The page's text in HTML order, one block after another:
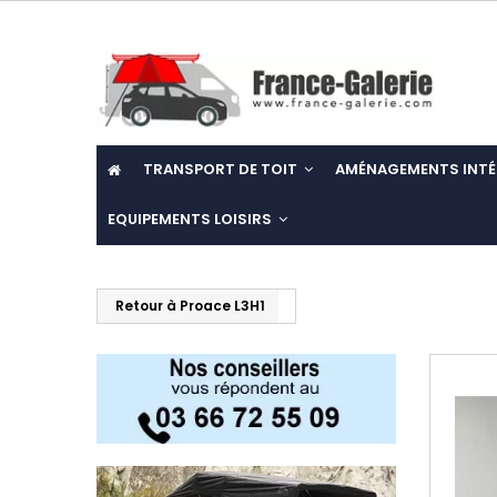
TRANSPORT DE TOIT AMÉNAGEMENTS
EQUIPEMENTS LOISIRS
Retour à Proace L3H1